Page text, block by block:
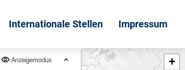
Internationale Stellen Impressum
Anzeigemodus
+